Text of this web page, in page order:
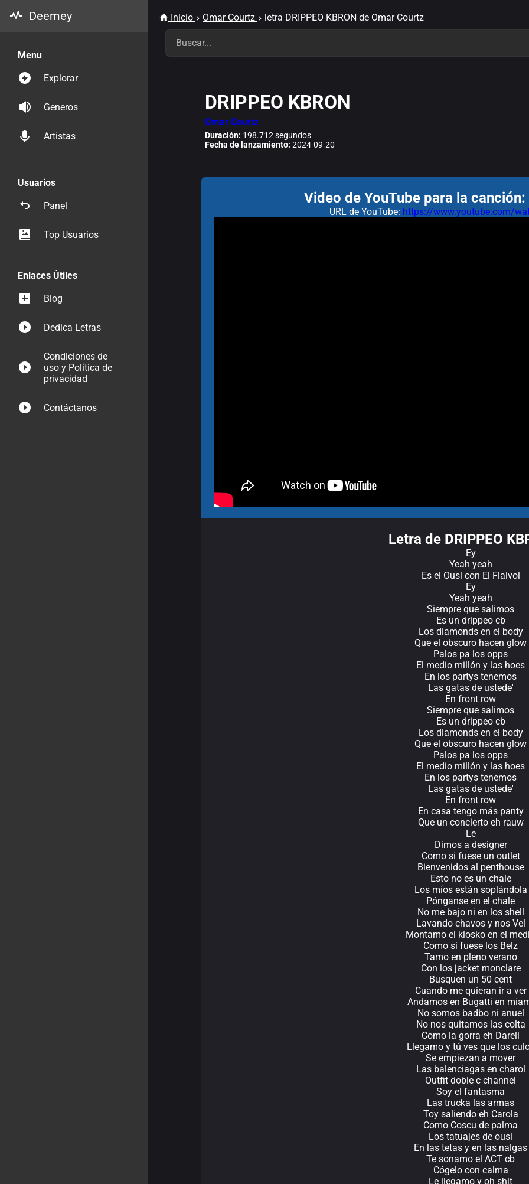
Deemey
Menu
Explorar
Generos
Artistas
Usuarios
Panel
Top Usuarios
Enlaces Útiles
Blog
Dedica Letras
Condiciones de
uso y Política de
privacidad
Contáctanos
Inicio Omar Courtz letra DRIPPEO KBRON de Omar Courtz
DRIPPEO KBRON
Omar Courtz
Duración: 198.712 segundos
Fecha de lanzamiento: 2024-09-20
Video de YouTube para la canción:
URL de YouTube: https://www.youtube.com/
Letra de DRIPPEO
Ey
Yeah yeah
Es el Ousi con El Flaivol
Ey
Yeah yeah
Siempre que salimos
Es un drippeo cb
Los diamonds en el body
Que el obscuro hacen glow
Palos pa los opps
El medio millón y las hoes
En los partys tenemos
Las gatas de ustede'
En front row
Siempre que salimos
Es un drippeo cb
Los diamonds en el body
Que el obscuro hacen glow
Palos pa los opps
El medio millón y las hoes
En los partys tenemos
Las gatas de ustede'
En front row
En casa tengo más panty
Que un concierto eh rauw
Le
Dimos a designer
Como si fuese un outlet
Bienvenidos al penthouse
Esto no es un chale
Los míos están soplándola
Pónganse en el chale
No me bajo ni en los shell
Lavando chavos y nos Vel
Montamo el kiosko en el
Como si fuese los Belz
Tamo en pleno verano
Con los jacket monclare
Busquen un 50 cent
Cuando me quieran ir a ver
Andamos en Bugatti en
No somos badbo ni anuel
No nos quitamos las colta
Como la gorra eh Darell
Llegamo y tú ves que los
Se empiezan a mover
Las balenciagas en charol
Outfit doble c channel
Soy el fantasma
Las trucka las armas
Toy saliendo eh Carola
Como Coscu de palma
Los tatuajes de ousi
En las tetas y en las nalgas
Te sonamo el ACT cb
Cógelo con calma
Le llegamo y oh shit